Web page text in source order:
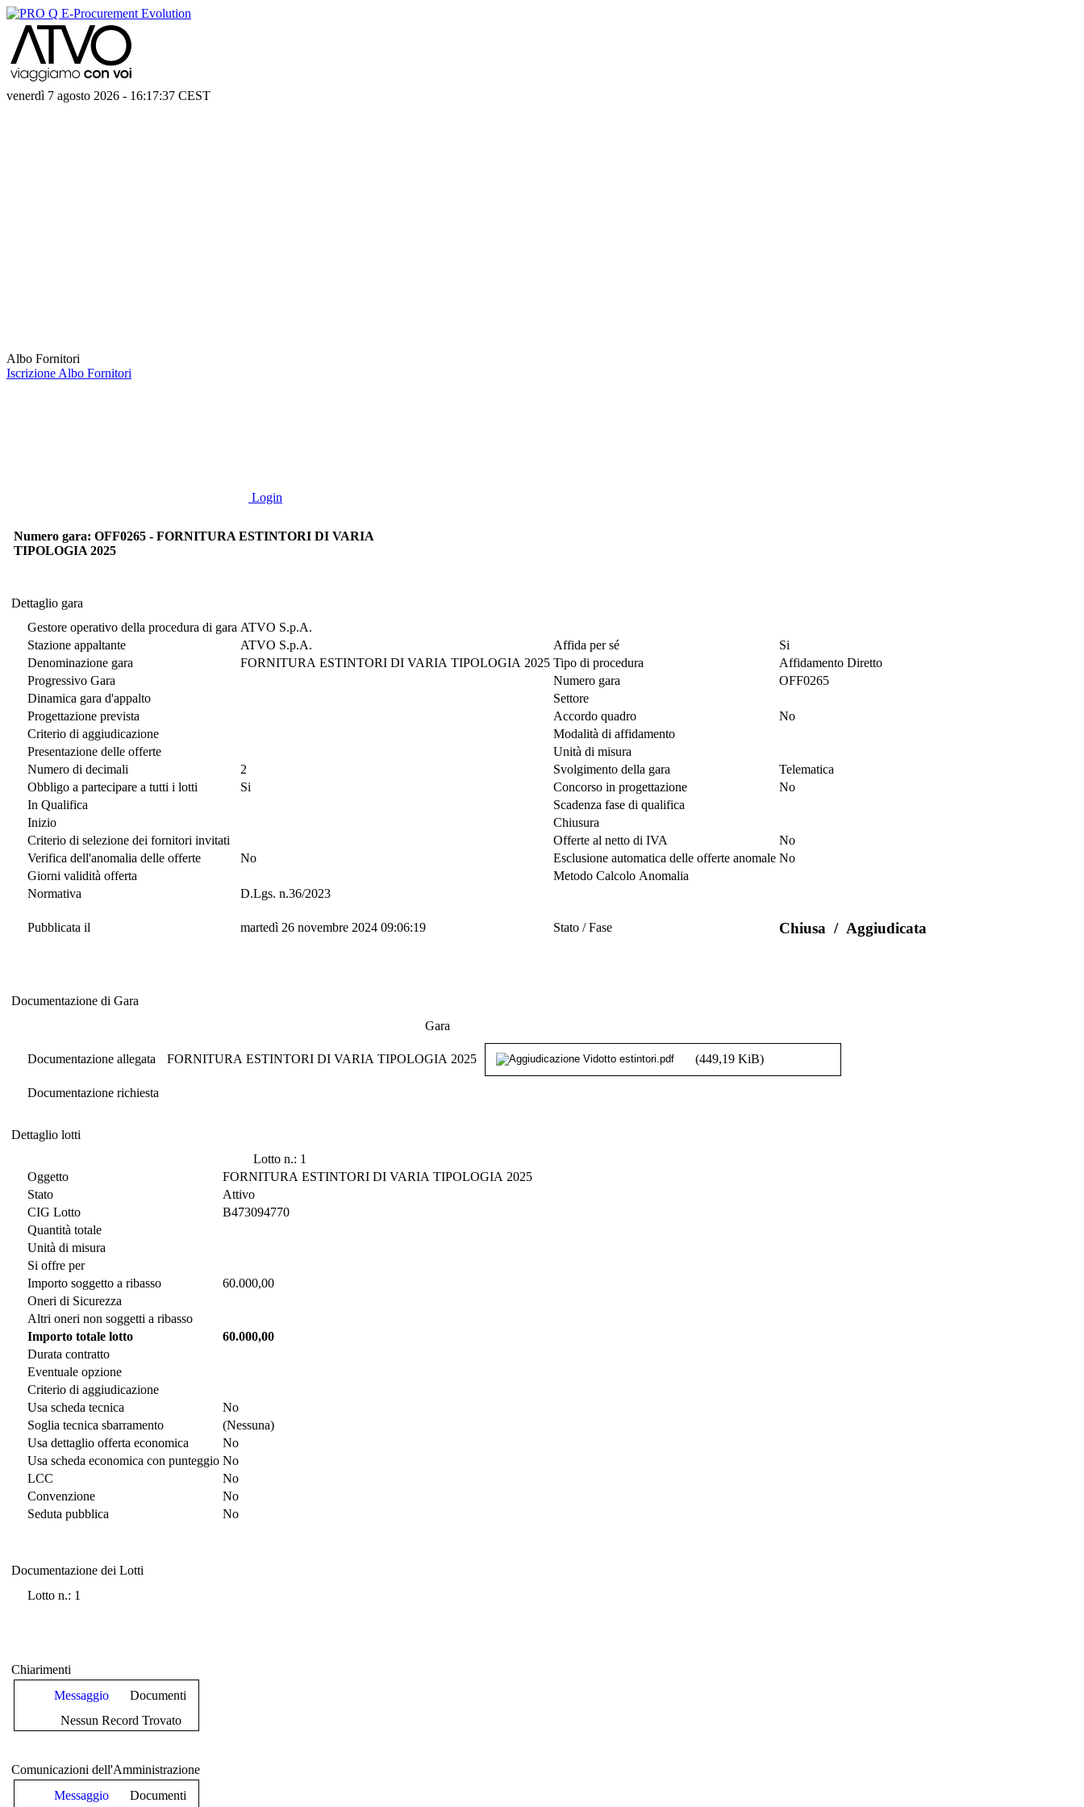
venerdì 7 agosto 2026 - 16:17:37 CEST
Albo Fornitori
Iscrizione Albo Fornitori
Login
Numero gara: OFF0265 - FORNITURA ESTINTORI DI VARIA
TIPOLOGIA 2025
Dettaglio gara
Gestore operativo della procedura di gara ATVO S.p.A.
Stazione appaltante
ATVO S.p.A. Affida per sé
Si
Denominazione gara
FORNITURA ESTINTORI DI VARIA TIPOLOGIA 2025 Tipo di procedura
Affidamento Diretto
Progressivo Gara
Numero gara
OFF0265
Dinamica gara d'appalto
Settore
Progettazione prevista
Accordo quadro
No
Criterio di aggiudicazione
Modalità di affidamento
Presentazione delle offerte
Unità di misura
Numero di decimali
2 Svolgimento della gara
Telematica
Obbligo a partecipare a tutti i lotti
Si Concorso in progettazione
No
In Qualifica
Scadenza fase di qualifica
Inizio
Chiusura
Criterio di selezione dei fornitori invitati
Offerte al netto di IVA
No
Verifica dell'anomalia delle offerte
No Esclusione automatica delle offerte anomale No
Giorni validità offerta
Metodo Calcolo Anomalia
Normativa
D.Lgs. n.36/2023
Pubblicata il martedì 26 novembre 2024 09:06:19 Stato / Fase Chiusa / Aggiudicata
Documentazione di Gara
Gara
Documentazione allegata FORNITURA ESTINTORI DI VARIA TIPOLOGIA 2025 (449,19 KiB)
Documentazione richiesta
Dettaglio lotti
Lotto n.: 1
Oggetto
FORNITURA ESTINTORI DI VARIA TIPOLOGIA 2025
Stato
Attivo
CIG Lotto
B473094770
Quantità totale
Unità di misura
Si offre per
Importo soggetto a ribasso
60.000,00
Oneri di Sicurezza
Altri oneri non soggetti a ribasso
Importo totale lotto
60.000,00
Durata contratto
Eventuale opzione
Criterio di aggiudicazione
Usa scheda tecnica
No
Soglia tecnica sbarramento
(Nessuna)
Usa dettaglio offerta economica
No
Usa scheda economica con punteggio No
LCC
No
Convenzione
No
Seduta pubblica
No
Documentazione dei Lotti
Lotto n.: 1
Chiarimenti
Messaggio
Documenti
Nessun Record Trovato
Comunicazioni dell'Amministrazione
Messaggio
Documenti